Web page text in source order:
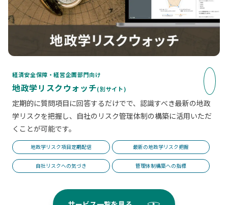
経済安全保障・経営企画部門向け
地政学リスクウォッチ(別サイト)
定期的に質問項目に回答するだけでで、認識すべき最新の地政
学リスクを把握し、自社のリスク管理体制の構築に活用いただ
くことが可能です。
地政学リスク項目定期配信 最新の地政学リスク把握
自社リスクへの気づき 管理体制構築への指標